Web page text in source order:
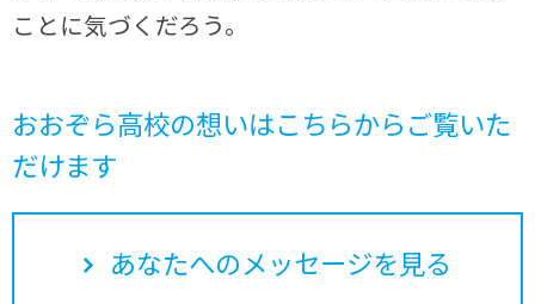
ことに気づくだろう。
おおぞら高校の想いはこちらからご覧いた
だけます
あなたへのメッセージを見る